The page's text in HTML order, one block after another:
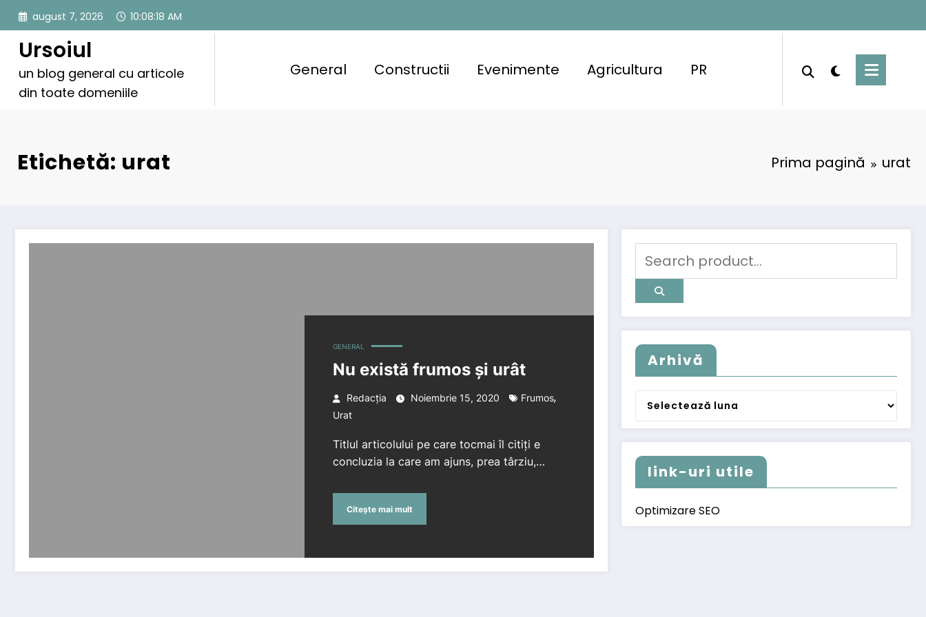
conținut
august 7, 2026 10:08:18 AM
Ursoiul
un blog general cu articole
din toate domeniile
General Constructii Evenimente Agricultura PR
Etichetă: urat Prima pagină urat
GENERAL
Nu există frumos și urât
Redacția Noiembrie 15, 2020 Frumos,
Urat
Titlul articolului pe care tocmai îl citiți e
concluzia la care am ajuns, prea târziu,…
Citește mai mult
Arhivă
Arhivă
link-uri utile
Optimizare SEO